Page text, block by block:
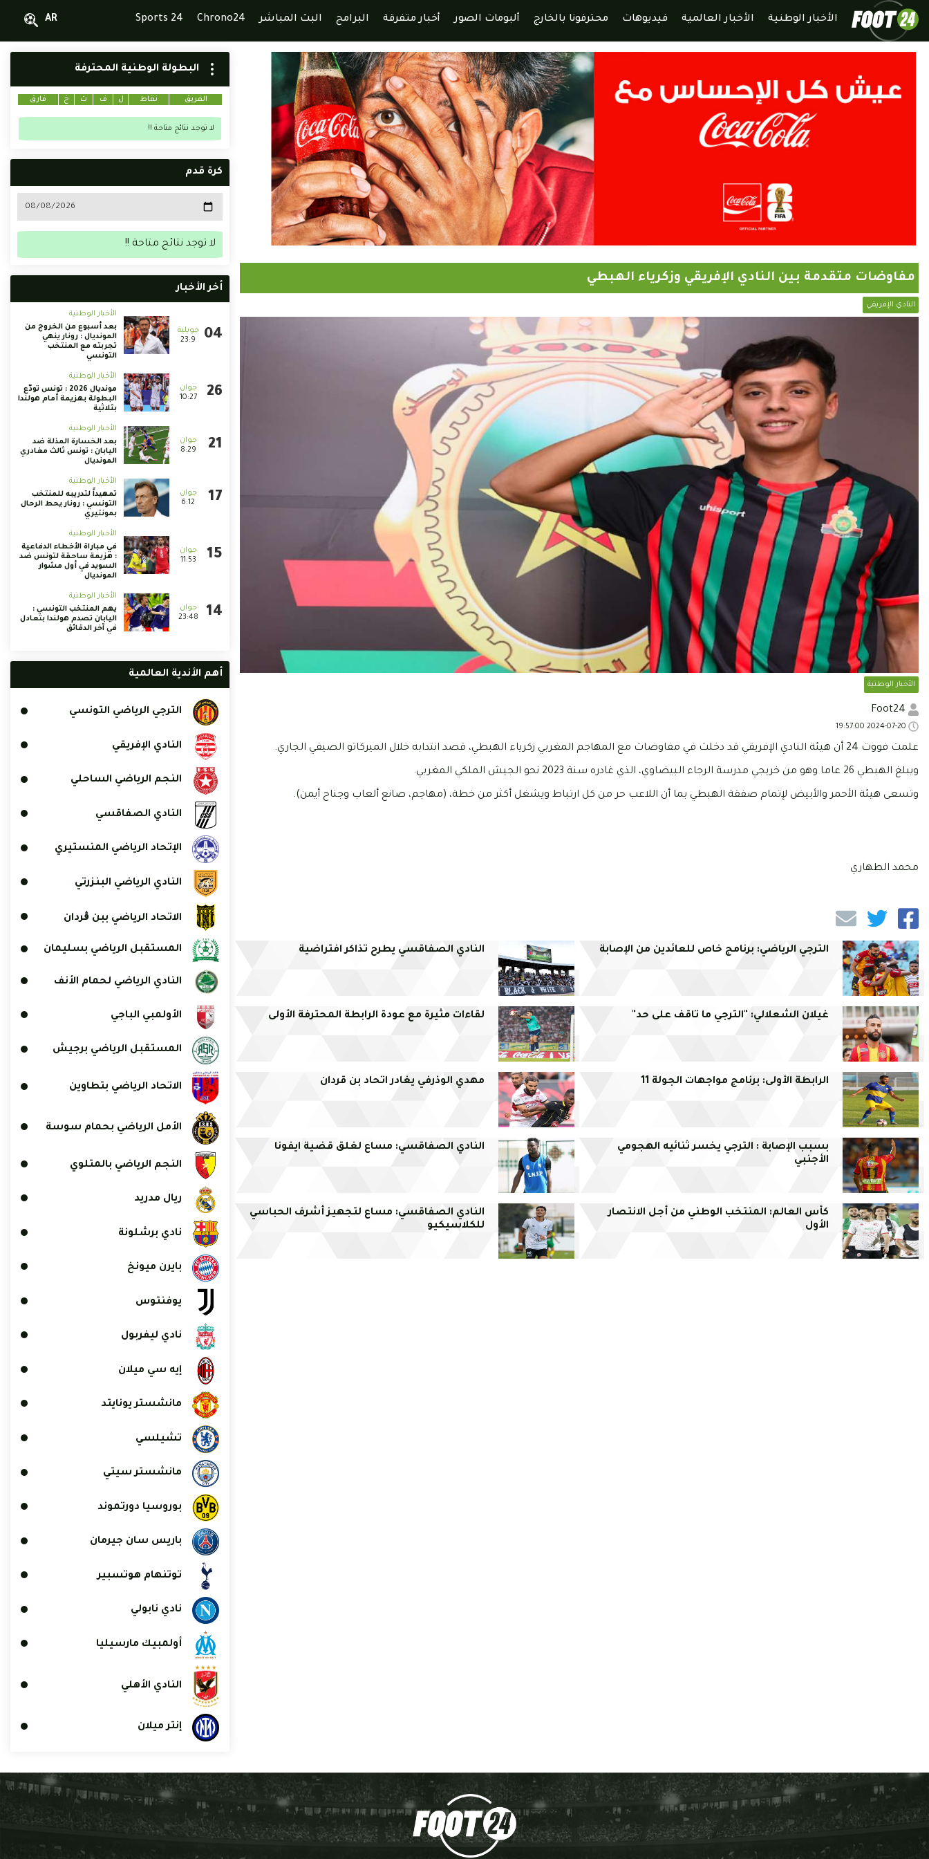
الأخبار الوطنية الأخبار العالمية فيديوهات محترفونا بالخارج ألبومات الصور أخبار متفرقة البرامج البث المباشر Chrono24
Sports 24
AR
مفاوضات متقدمة بين النادي الإفريقي وزكرياء الهبطي
النادي الإفريقي
الأخبار الوطنية
علمت فووت 24 أن هيئة النادي الإفريقي قد دخلت في مفاوضات مع المهاجم المغربي زكرياء الهبطي، قصد انتدابه خلال الميركاتو الصيفي الجاري.
ويبلغ الهبطي 26 عاما وهو من خريجي مدرسة الرجاء البيضاوي، الذي غادره سنة 2023 نحو الجيش الملكي المغربي.
وتسعى هيئة الأحمر والأبيض لإتمام صفقة الهبطي بما أن اللاعب حر من كل ارتباط ويشغل أكثر من خطة، (مهاجم، صانع ألعاب وجناح أيمن).
محمد الطهاري
الترجي الرياضي: برنامج خاص للعائدين من الإصابة النادي الصفاقسي يطرح تذاكر افتراضية
غيلان الشعلالي: "الترجي ما تاقف على حد" لقاءات مثيرة مع عودة الرابطة المحترفة الأولى
الرابطة الأولى: برنامج مواجهات الجولة 11 مهدي الوذرفي يغادر اتحاد بن قردان
بسبب الإصابة : الترجي يخسر ثنائيه الهجومي
الأجنبي
النادي الصفاقسي: مساع لغلق قضية ايفونا
كأس العالم: المنتخب الوطني من أجل الانتصار
الأول
النادي الصفاقسي: مساع لتجهيز أشرف الحباسي
للكلاسيكيو
البطولة الوطنية المحترفة
الفريق نقاط ل ف ت خ فارق
لا توجد نتائج متاحة !!
كرة قدم
لا توجد نتائج متاحة !!
أخر الأخبار
23:9
الأخبار الوطنية
بعد أسبوع من الخروج من
المونديال : رونار ينهي
تجربته مع المنتخب
التونسي
10:27
الأخبار الوطنية
مونديال 2026 : تونس تودّع
البطولة بهزيمة أمام هولندا
بثلاثية
8:29
الأخبار الوطنية
بعد الخسارة المذلة ضد
اليابان : تونس ثالث مغادري
المونديال
6:12
الأخبار الوطنية
تمهيداً لتدريبه للمنتخب
التونسي : رونار يحط الرحال
بمونتيري
11:53
الأخبار الوطنية
في مباراة الأخطاء الدفاعية
: هزيمة ساحقة لتونس ضد
السويد في أول مشوار
المونديال
23:48
الأخبار الوطنية
يهم المنتخب التونسي :
اليابان تصدم هولندا بتعادل
في آخر الدقائق
أهم الأندية العالمية
الترجي الرياضي التونسي
النادي الإفريقي
النجم الرياضي الساحلي
النادي الصفاقسي
الإتحاد الرياضي المنستيري
النادي الرياضي البنزرتي
الاتحاد الرياضي ببن ڨردان
المستقبل الرياضي بسليمان
النادي الرياضي لحمام الأنف
الأولمبي الباجي
المستقبل الرياضي برجيش
الاتحاد الرياضي بتطاوين
الأمل الرياضي بحمام سوسة
النجم الرياضي بالمتلوي
ريال مدريد
نادي برشلونة
بايرن ميونخ
يوفنتوس
نادي ليفربول
إيه سي ميلان
مانشستر يونايتد
تشيلسي
مانشستر سيتي
بوروسيا دورتموند
باريس سان جيرمان
توتنهام هوتسبير
نادي نابولي
أولمبيك مارسيليا
النادي الأهلي
إنتر ميلان